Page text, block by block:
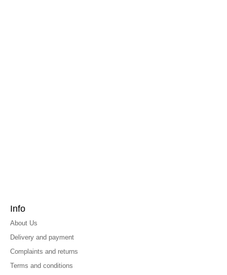
Info
About Us
Delivery and payment
Complaints and returns
Terms and conditions